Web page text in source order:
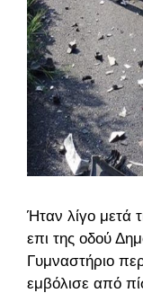
Ήταν λίγο μετά
επι της οδού
Γυμναστήριο
εμβόλισε από